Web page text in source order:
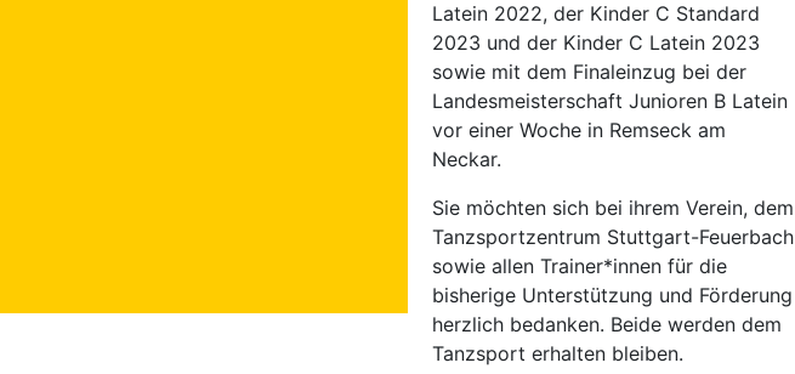
Latein 2022, der Kinder C Standard
2023 und der Kinder C Latein 2023
sowie mit dem Finaleinzug bei der
Landesmeisterschaft Junioren B Latein
vor einer Woche in Remseck am
Neckar.
Sie möchten sich bei ihrem Verein, dem
Tanzsportzentrum Stuttgart-Feuerbach
sowie allen Trainer*innen für die
bisherige Unterstützung und Förderung
herzlich bedanken. Beide werden dem
Tanzsport erhalten bleiben.